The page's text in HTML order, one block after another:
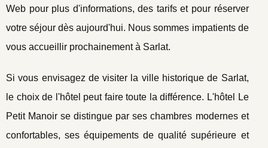
Web pour plus d'informations, des tarifs et pour réserver
votre séjour dès aujourd'hui. Nous sommes impatients de
vous accueillir prochainement à Sarlat.
Si vous envisagez de visiter la ville historique de Sarlat,
le choix de l'hôtel peut faire toute la différence. L'hôtel Le
Petit Manoir se distingue par ses chambres modernes et
confortables, ses équipements de qualité supérieure et